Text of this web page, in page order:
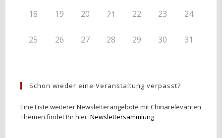
18 19 20 21 22 23 24
25 26 27 28 29 30 31
Schon wieder eine Veranstaltung verpasst?
Eine Liste weiterer Newsletterangebote mit Chinarelevanten
Themen findet Ihr hier:Newslettersammlung